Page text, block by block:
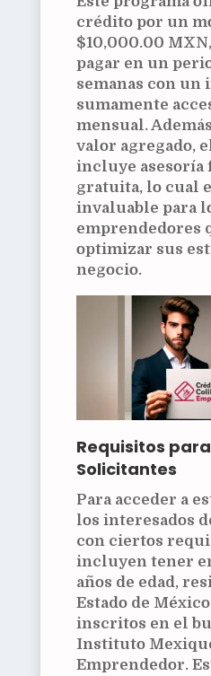
crédito por un
$10,000.00
pagar en un
semanas con un
sumamente
mensual.
valor agregado,
incluye asesoría
gratuita, lo cual
invaluable para
emprendedores
optimizar sus
negocio.
Requisitos
Solicitantes
Para acceder a
los interesados
con ciertos
incluyen tener
años de edad,
Estado de
inscritos en el
Instituto
Emprendedor.